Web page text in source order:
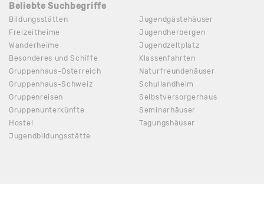
Beliebte Suchbegriffe
Bildungsstätten
Freizeitheime
Wanderheime
Besonderes und Schiffe
Gruppenhaus-Österreich
Gruppenhaus-Schweiz
Gruppenreisen
Gruppenunterkünfte
Hostel
Jugendbildungsstätte
Jugendgästehäuser
Jugendherbergen
Jugendzeltplatz
Klassenfahrten
Naturfreundehäuser
Schullandheim
Selbstversorgerhaus
Seminarhäuser
Tagungshäuser